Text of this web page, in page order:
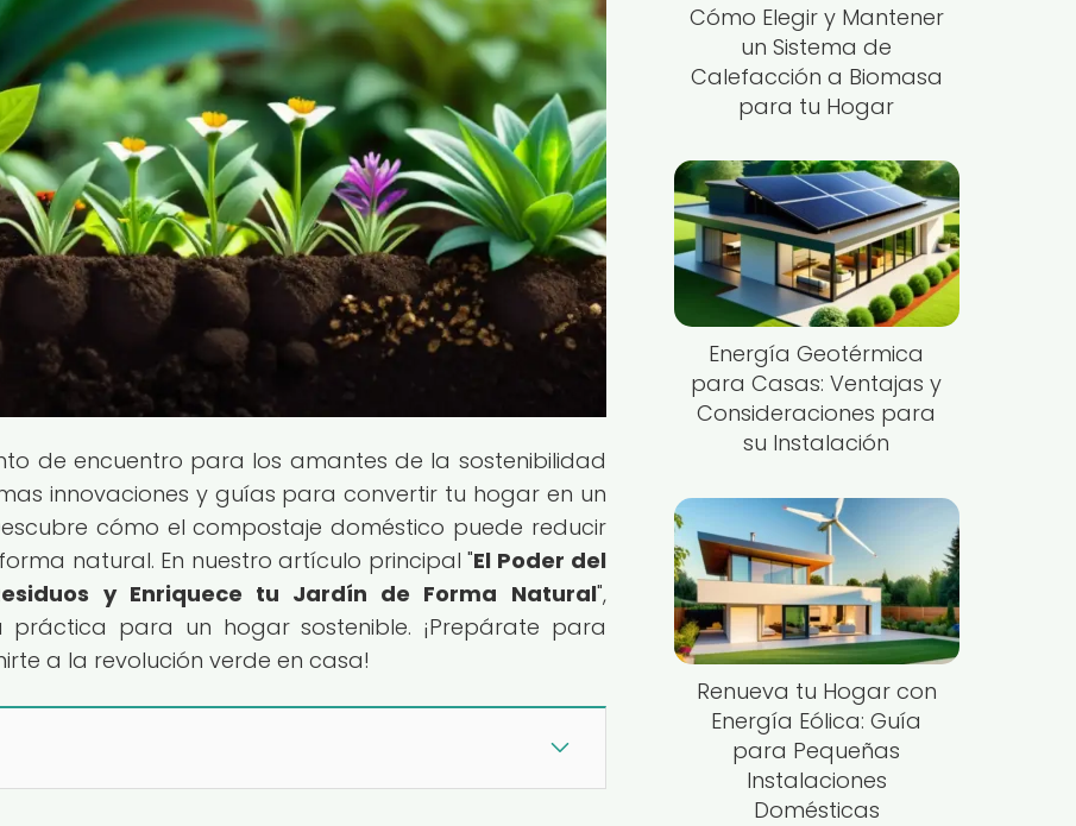
de encuentro para los amantes de la sostenibilidad
innovaciones y guías para convertir tu hogar en un
cómo el compostaje doméstico puede reducir
natural. En nuestro artículo principal "El Poder del
y Enriquece tu Jardín de Forma Natural",
práctica para un hogar sostenible. ¡Prepárate para
a la revolución verde en casa!
Cómo Elegir y Mantener
un Sistema de
Calefacción a Biomasa
para tu Hogar
Energía Geotérmica
para Casas: Ventajas y
Consideraciones para
su Instalación
Renueva tu Hogar con
Energía Eólica: Guía
para Pequeñas
Instalaciones
Domésticas